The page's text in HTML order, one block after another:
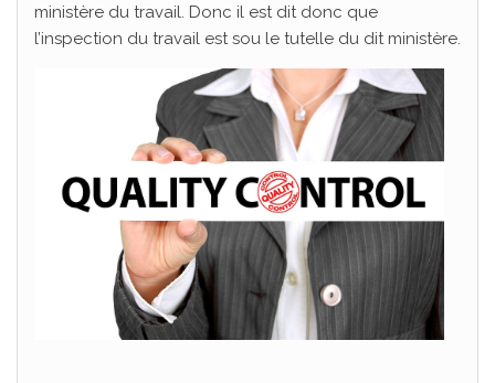
ministère du travail. Donc il est dit donc que
l’inspection du travail est sou le tutelle du dit ministère.